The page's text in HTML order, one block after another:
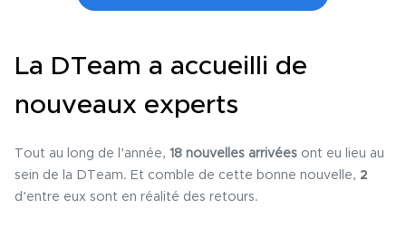
La DTeam a accueilli de
nouveaux experts
Tout au long de l’année, 18 nouvelles arrivées ont eu lieu au
sein de la DTeam. Et comble de cette bonne nouvelle, 2
d’entre eux sont en réalité des retours.